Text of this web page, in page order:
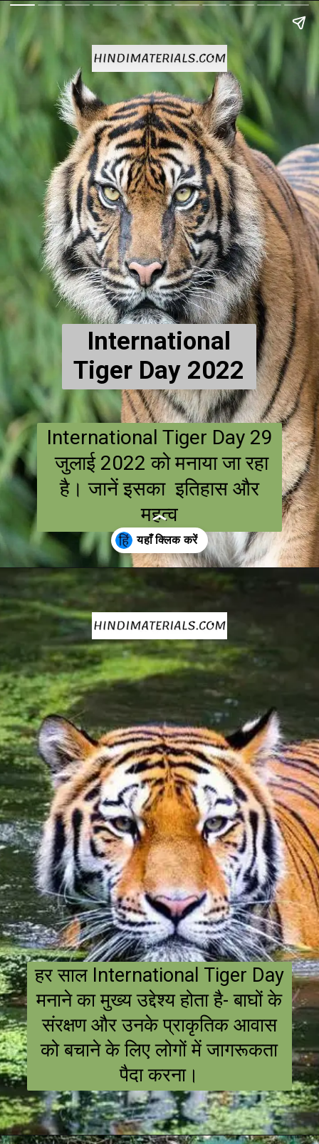
International
Tiger Day 2022
International Tiger Day 29
जुलाई 2022 को मनाया जा रहा
है। जानें इसका इतिहास और
महत्व
Opening https://hindimaterials.com/international-tiger-day-2022
हर साल International Tiger Day
मनाने का मुख्य उद्देश्य होता है- बाघों के
संरक्षण और उनके प्राकृतिक आवास
को बचाने के लिए लोगों में जागरूकता
पैदा करना।